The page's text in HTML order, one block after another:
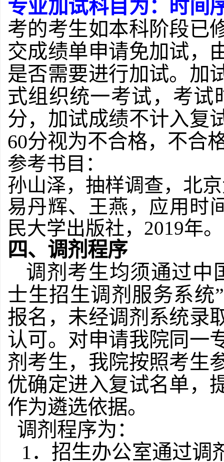
专业加试科目为：时间
考的考生如本科阶段已
交成绩单申请免加试，
是否需要进行加试。加
式组织统一考试，考试
分，加试成绩不计入复
60分视为不合格，不合
参考书目：
孙山泽，抽样调查，北
易丹辉、王燕， 应用时
民大学出版社， 2019年。
四、调剂程序
调剂考生均须通过中
士生招生调剂服务系统
报名，未经调剂系统录
认可。对申请我院同一
剂考生，我院按照考生
优确定进入复试名单，
作为遴选依据。
调剂程序为：
1．招生办公室通过调